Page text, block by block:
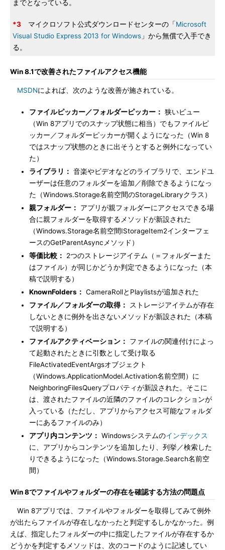
までとなっている。
*3 マイクロソフト公式ダウンロードセンターの「Microsoft
Visual Studio Express 2013 for Windows 」から無償で入手でき
る。
Win 8.1で改善されたファイルアクセス機能
MSDNによれば、次のような改善が施されている。
ファイルピッカー／フォルダーピッカー： 狭いビュー
（Win 8アプリでのスナップ状態に相当）でもファイルピ
ッカー／フォルダーピッカーが開くようになった（Win 8
ではスナップ状態のときに出そうとすると例外になってい
た）
ライブラリ： 音楽やビデオなどのライブラリで、エンドユ
ーザーは任意のフォルダーを追加／削除できるようになっ
た（Windows.Storage名前空間のStorageLibraryクラス）
親フォルダー：
アプリが親フォルダーにアクセスできる場
合に親フォルダーを取得するメソッドが新設された
（Windows.Storage名前空間IStorageItem2インターフェ
ースのGetParentAsyncメソッド）
等価比較：
2つのストレージアイテム（＝フォルダーまた
はファイル）が同じかどうか判定できるようになった（本
稿で説明する）
KnownFolders： CameraRollとPlaylistsが追加された
ファイル／フォルダーの取得：
ストレージアイテムが存在
しないときに例外を出さないメソッドが新設された（本稿
で説明する）
ファイルアクティベーション：
ファイルの関連付けによっ
て起動されたときに引数として受け取る
FileActivatedEventArgsオブジェクト
（Windows.ApplicationModel.Activation名前空間）に
NeighboringFilesQueryプロパティが新設された。そこに
は、渡されたファイルの近隣のファイルのコレクションが
入っている（ただし、アプリからアクセス可能なフォルダ
ーにあるファイルのみ）
アプリ内コンテンツ： Windowsシステムのインデックス
に、アプリからコンテンツを追加したり、列挙／検索した
りできるようになった（Windows.Storage.Search名前空
間）
Win 8でファイルやフォルダーの存在を確認する方法の問題点
Win 8アプリでは、ファイルやフォルダーを取得してみて例外
が出たらファイルが存在しなかったと判定するしかなかった。例
えば、指定したフォルダーの中に指定したファイルが存在するか
どうかを判定するメソッドは、次のコードのように記述してい